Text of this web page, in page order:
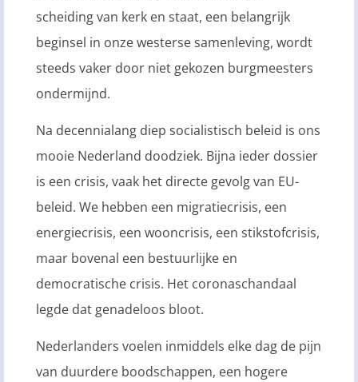
scheiding van kerk en staat, een belangrijk
beginsel in onze westerse samenleving, wordt
steeds vaker door niet gekozen burgmeesters
ondermijnd.
Na decennialang diep socialistisch beleid is ons
mooie Nederland doodziek. Bijna ieder dossier
is een crisis, vaak het directe gevolg van EU-
beleid. We hebben een migratiecrisis, een
energiecrisis, een wooncrisis, een stikstofcrisis,
maar bovenal een bestuurlijke en
democratische crisis. Het coronaschandaal
legde dat genadeloos bloot.
Nederlanders voelen inmiddels elke dag de pijn
van duurdere boodschappen, een hogere